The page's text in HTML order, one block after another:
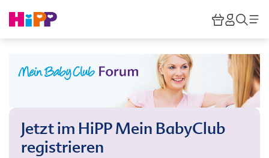
HiPP
Jetzt im HiPP Mein BabyClub
registrieren